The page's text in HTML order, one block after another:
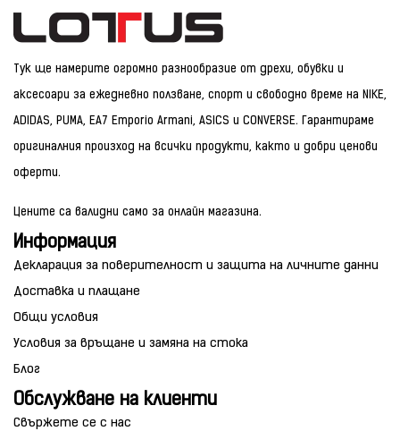
Тук ще намерите огромно разнообразие от дрехи, обувки и
аксесоари за ежедневно ползване, спорт и свободно време на NIKE,
ADIDAS, PUMA, EA7 Emporio Armani, ASICS и CONVERSE. Гарантираме
оригиналния произход на всички продукти, както и добри ценови
оферти.
Цените са валидни само за онлайн магазина.
Информация
Декларация за поверителност и защита на личните данни
Доставка и плащане
Общи условия
Условия за връщане и замяна на стока
Блог
Обслужване на клиенти
Свържете се с нас